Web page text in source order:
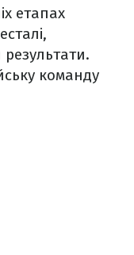
етапах
команду